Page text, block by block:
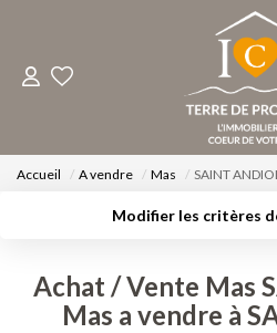
FAIRE
Accueil A vendre Mas SAINT
Modifier les critères
Sélectionnez...
Type de bien
Achat / Vente Mas
Mas a vendre à